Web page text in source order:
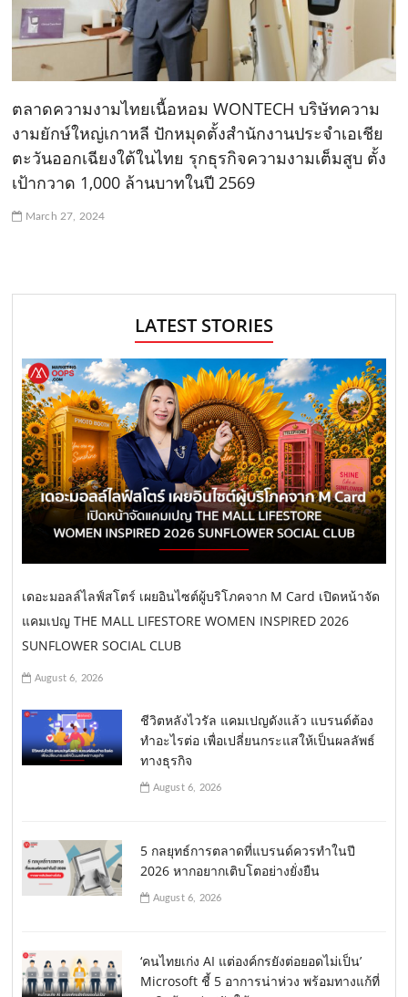
ตลาดความงามไทยเนื้อหอม WONTECH บริษัทความ
งามยักษ์ใหญ่เกาหลี ปักหมุดตั้งสำนักงานประจำเอเชีย
ตะวันออกเฉียงใต้ในไทย รุกธุรกิจความงามเต็มสูบ ตั้ง
เป้ากวาด 1,000 ล้านบาทในปี 2569
March 27, 2024
LATEST STORIES
เดอะมอลล์ไลฟ์สโตร์ เผยอินไซต์ผู้บริโภคจาก M Card เปิดหน้าจัด
แคมเปญ THE MALL LIFESTORE WOMEN INSPIRED 2026
SUNFLOWER SOCIAL CLUB
August 6, 2026
ชีวิตหลังไวรัล แคมเปญดังแล้ว แบรนด์ต้อง
ทำอะไรต่อ เพื่อเปลี่ยนกระแสให้เป็นผลลัพธ์
ทางธุรกิจ
August 6, 2026
5 กลยุทธ์การตลาดที่แบรนด์ควรทำในปี
2026 หากอยากเติบโตอย่างยั่งยืน
August 6, 2026
‘คนไทยเก่ง AI แต่องค์กรยังต่อยอดไม่เป็น’
Microsoft ชี้ 5 อาการน่าห่วง พร้อมทางแก้ที่